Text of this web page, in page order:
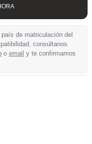
de matriculación del
consúltanos
o email y te confirmamos